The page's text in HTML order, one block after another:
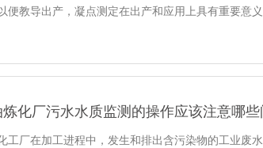
便教导出产，凝点测定在出产和应用上具有重要意义
化厂污水水质监测的操作应该注意哪
工厂在加工进程中，发生和排出含污染物的工业废